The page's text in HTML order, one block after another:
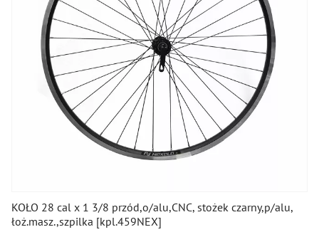
KOŁO 28 cal x 1 3/8 przód,o/alu,CNC, stożek czarny,p/alu,
łoż.masz.,szpilka [kpl.459NEX]